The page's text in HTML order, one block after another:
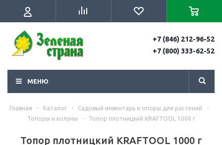
+7 (846) 212-96-52
+7 (800) 333-62-52
МЕНЮ
Главная - Каталог - Садовый инвентарь и опоры для растений
-
Топоры и колуны
- Топор плотницкий KRAFTOOL 1000 г
Топор плотницкий KRAFTOOL 1000 г